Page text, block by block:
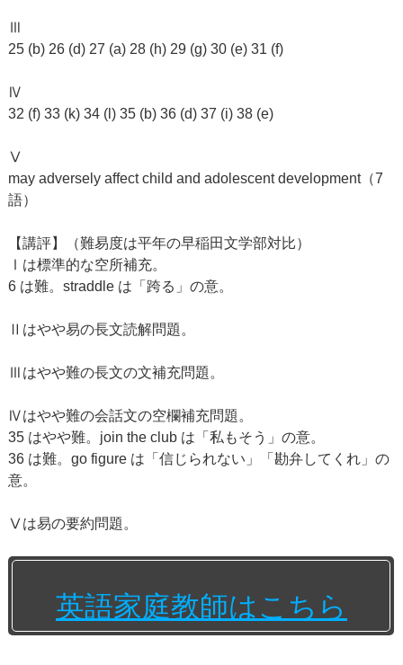
Ⅲ
25 (b) 26 (d) 27 (a) 28 (h) 29 (g) 30 (e) 31 (f)
Ⅳ
32 (f) 33 (k) 34 (l) 35 (b) 36 (d) 37 (i) 38 (e)
Ⅴ
may adversely affect child and adolescent development（7
語）
【講評】（難易度は平年の早稲田文学部対比）
Ⅰは標準的な空所補充。
6 は難。straddle は「跨る」の意。
Ⅱはやや易の長文読解問題。
Ⅲはやや難の長文の文補充問題。
Ⅳはやや難の会話文の空欄補充問題。
35 はやや難。join the club は「私もそう」の意。
36 は難。go figure は「信じられない」「勘弁してくれ」の
意。
Ⅴは易の要約問題。
英語家庭教師はこちら